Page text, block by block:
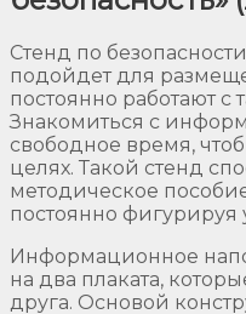
Стенд по
подойдет для
постоянно работают с
Знакомиться с
свободное время,
целях. Такой стенд
методическое
постоянно фигурируя
Информационное
на два плаката,
друга. Основой